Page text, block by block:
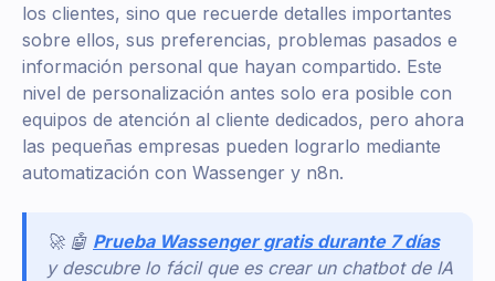
los clientes, sino que recuerde detalles importantes
sobre ellos, sus preferencias, problemas pasados e
información personal que hayan compartido. Este
nivel de personalización antes solo era posible con
equipos de atención al cliente dedicados, pero ahora
las pequeñas empresas pueden lograrlo mediante
automatización con Wassenger y n8n.
🚀 🤖 Prueba Wassenger gratis durante 7 días
y descubre lo fácil que es crear un chatbot de IA